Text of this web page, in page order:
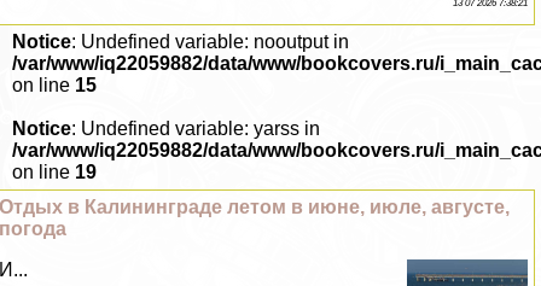
13 07 2026 7:38:21
Notice: Undefined variable: nooutput in
/var/www/iq22059882/data/www/bookcovers.ru/
on line 15
Notice: Undefined variable: yarss in
/var/www/iq22059882/data/www/bookcovers.ru/
on line 19
Отдых в Калининграде летом в июне, июле, августе,
погода
И...